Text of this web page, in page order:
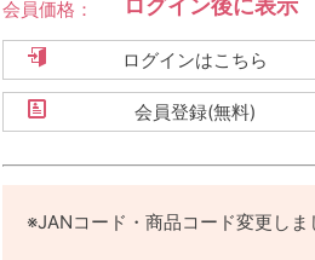
会員価格： ログイン後に表示
ログインはこちら
会員登録(無料)
※JANコード・商品コード変更しま